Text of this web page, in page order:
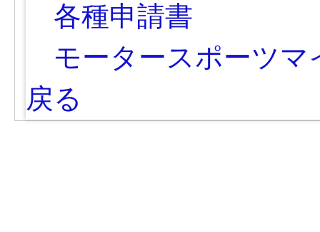
各種申請書
モータースポーツマ
戻る